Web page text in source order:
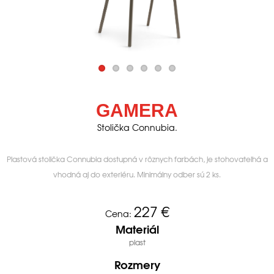
GAMERA
Stolička Connubia.
Plastová stolička Connubia dostupná v rôznych farbách, je stohovateľná a
vhodná aj do exteriéru. Minimálny odber sú 2 ks.
Cena: 227€
Materiál
plast
Rozmery